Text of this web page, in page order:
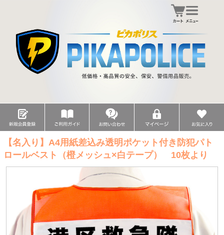
【名入り】A4用紙差込み透明ポケット付き防犯パト
ロールベスト（橙メッシュ×白テープ） 10枚より